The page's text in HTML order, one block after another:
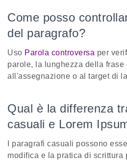
Come posso
del paragrafo?
Uso Parola controversa per
parole, la lunghezza della frase
all'assegnazione o al target di
Qual è la differenza
casuali e Lorem
I paragrafi casuali possono
modifica e la pratica di scrittura